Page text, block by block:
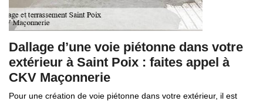
Dallage d’une voie piétonne dans votre
extérieur à Saint Poix : faites appel à
CKV Maçonnerie
Pour une création de voie piétonne dans votre extérieur, il est